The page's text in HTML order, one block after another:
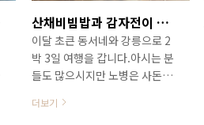
차장 등이 있어 엄지네포장마차
단지가 조성된 느낌이 듭니다.
엄지네포장마차의 영업시간은
매일 오전 11시부터 오후 11시
까지이고 홀 주문 마감은 오후 9
시 50분입니다. 시간이 남아 오
산채비빔밥과 감자전이 예술입니다 / 강릉 진고개 송천휴게소식당
이달 초큰 동서네와 강릉으로 2
박 3일 여행을 갑니다.아시는 분
들도 많으시지만 노병은 사돈,
물론 동창 사이라 이런 인연이
더보기